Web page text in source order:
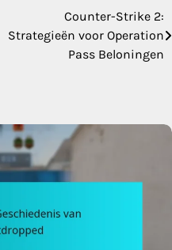
Counter-Strike 2:
Strategieën voor Operation
Pass Beloningen